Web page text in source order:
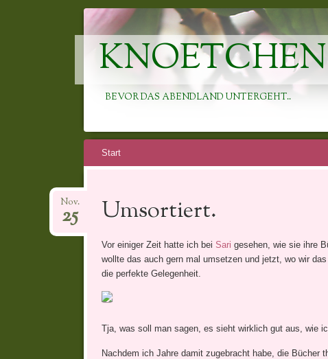
BEVOR DAS ABENDLAND UNTERGEHT..
Springe
Start
Umsortiert.
Nov.
25
Vor einiger Zeit hatte ich bei Sari gesehen, wie sie ihre
wollte das auch gern mal umsetzen und jetzt, wo wir
die perfekte Gelegenheit.
Tja, was soll man sagen, es sieht wirklich gut aus, wie
Nachdem ich Jahre damit zugebracht habe, die Bücher